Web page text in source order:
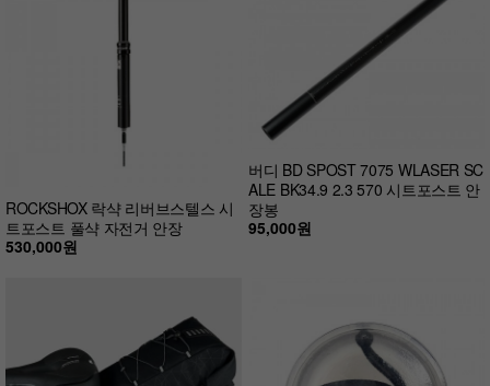
ROCKSHOX 락샥 리버브스텔스 시
트포스트 풀샥 자전거 안장
530,000원
버디 BD SPOST 7075 WLASER SC
ALE BK34.9 2.3 570 시트포스트 안
장봉
95,000원